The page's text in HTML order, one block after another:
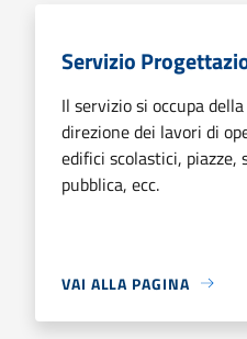
Servizio
Il servizio si occupa
direzione dei lavori di
edifici scolastici,
pubblica, ecc.
VAI ALLA PAGINA